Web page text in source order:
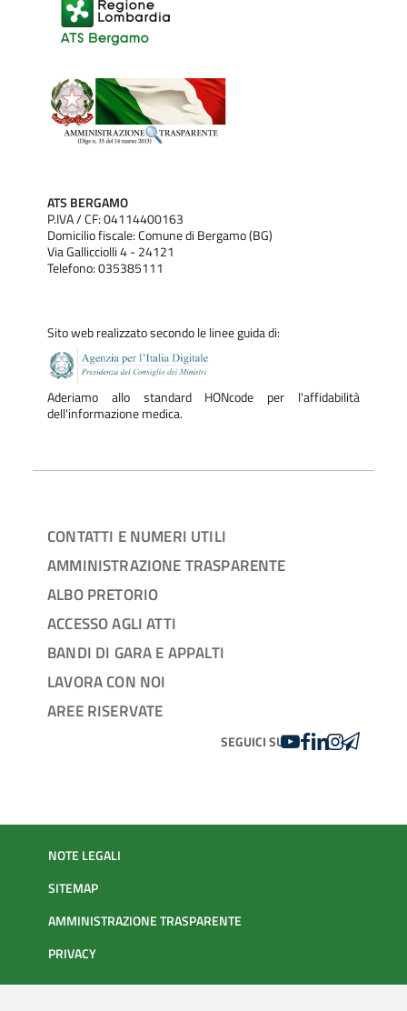
ATS BERGAMO
P.IVA / CF: 04114400163
Domicilio fiscale: Comune di Bergamo (BG)
Via Gallicciolli 4 - 24121
Telefono: 035385111
Sito web realizzato secondo le linee guida di:
Aderiamo allo standard HONcode per l'affidabilità
dell'informazione medica.
CONTATTI E NUMERI UTILI
AMMINISTRAZIONE TRASPARENTE
ALBO PRETORIO
ACCESSO AGLI ATTI
BANDI DI GARA E APPALTI
LAVORA CON NOI
AREE RISERVATE
SEGUICI SUYOUTUBE
FACEBOOK
LINKEDIN
INSTAGRAM
NOTE LEGALI
SITEMAP
AMMINISTRAZIONE TRASPARENTE
PRIVACY